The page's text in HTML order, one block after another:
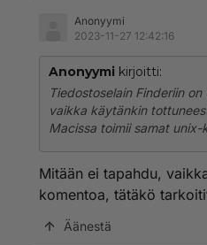
Anonyymi
2023-11-27 12:42:16
Anonyymi kirjoitti:
Tiedostoselain Finderiin
vaikka käytänkin
Macissa toimii samat unix-
Mitään ei tapahdu,
komentoa, tätäkö
Äänestä